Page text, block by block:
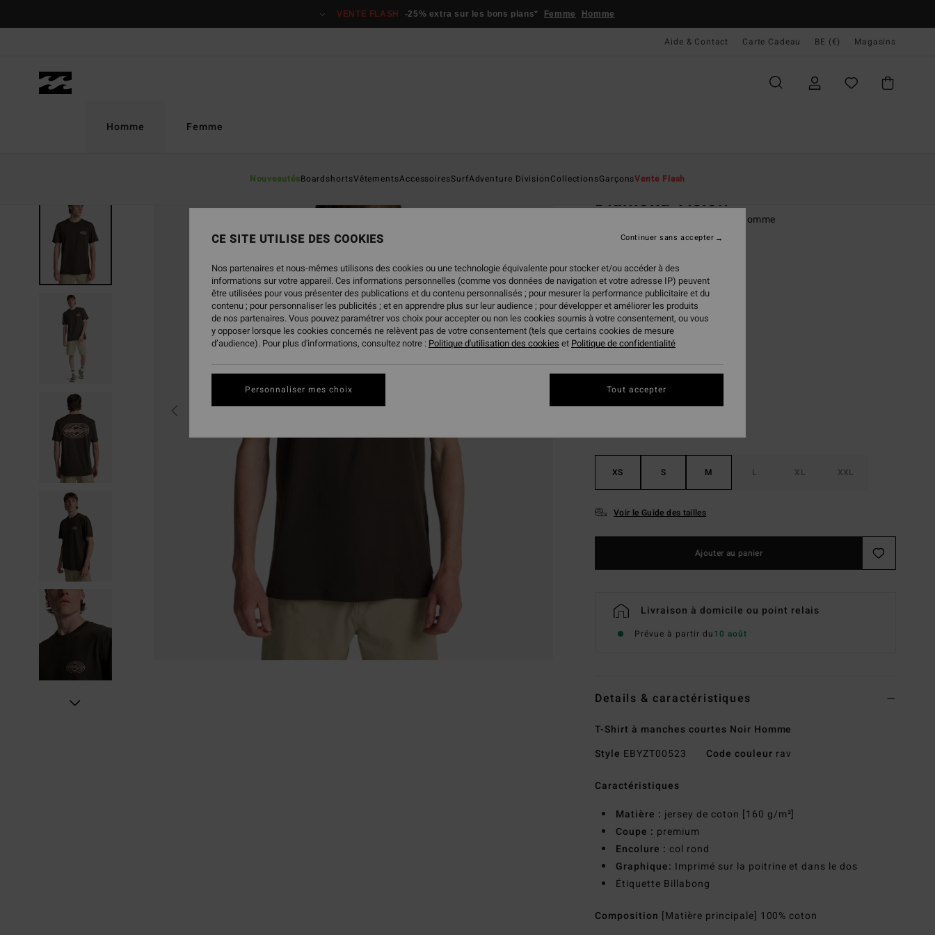
VENTE FLASH -25% extra sur les bons plans* Femme Homme
Aide & Contact Carte Cadeau BE (€) Magasins
Homme
NouveautésBoardshortsVêtementsAccessoiresSurfAdventure DivisionCollectionsGarçonsVente Flash
Femme
Diamond Vision
T-Shirt à manches courtes Noir Homme
(5 Avis)
29,95 €
55%
13,48 €
BONS PLANS
VENTE FLASH 25% EXTRA
XS S M L XL XXL
Voir le Guide des tailles
Ajouter au panier
Livraison à domicile ou point relais
Prévue à partir du10 août
Details & caractéristiques
T-Shirt à manches courtes Noir Homme
Style EBYZT00523 Code couleur rav
Caractéristiques
Matière : jersey de coton [160 g/m²]
Coupe : premium
Encolure : col rond
Graphique: Imprimé sur la poitrine et dans le dos
Étiquette Billabong
Composition [Matière principale] 100% coton
CE SITE UTILISE DES COOKIES
Nos partenaires et nous-mêmes utilisons des cookies ou une technologie équivalente pour stocker et/ou accéder à des
informations sur votre appareil. Ces informations personnelles (comme vos données de navigation et votre adresse IP) peuvent
être utilisées pour vous présenter des publications et du contenu personnalisés ; pour mesurer la performance publicitaire et du
contenu ; pour personnaliser les publicités ; et en apprendre plus sur leur audience ; pour développer et améliorer les produits
de nos partenaires. Vous pouvez paramétrer vos choix pour accepter ou non les cookies soumis à votre consentement, ou vous
y opposer lorsque les cookies concernés ne relèvent pas de votre consentement (tels que certains cookies de mesure
d’audience). Pour plus d'informations, consultez notre : Politique d'utilisation des cookies et Politique de confidentialité
Personnaliser mes choix
Continuer sans accepter
Tout accepter